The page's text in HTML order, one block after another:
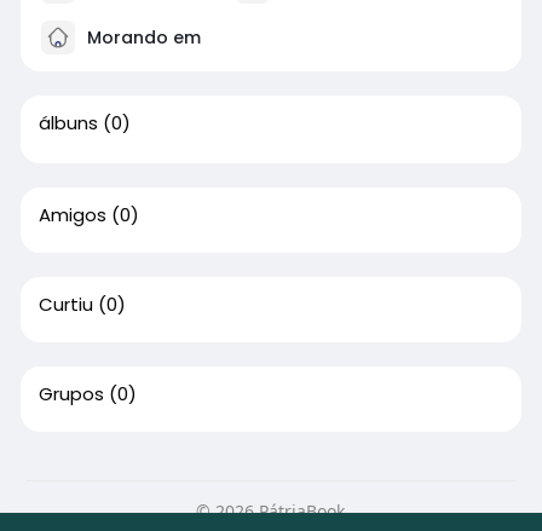
Morando em
álbuns (0)
Amigos (0)
Curtiu (0)
Grupos (0)
© 2026 PátriaBook